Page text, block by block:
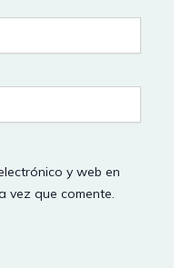
y web en
vez que comente.